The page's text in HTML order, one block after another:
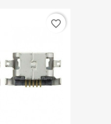
favorite_border